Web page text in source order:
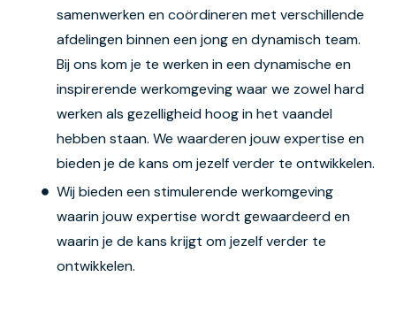
samenwerken en coördineren met verschillende
afdelingen binnen een jong en dynamisch team.
Bij ons kom je te werken in een dynamische en
inspirerende werkomgeving waar we zowel hard
werken als gezelligheid hoog in het vaandel
hebben staan. We waarderen jouw expertise en
bieden je de kans om jezelf verder te ontwikkelen.
Wij bieden een stimulerende werkomgeving
waarin jouw expertise wordt gewaardeerd en
waarin je de kans krijgt om jezelf verder te
ontwikkelen.